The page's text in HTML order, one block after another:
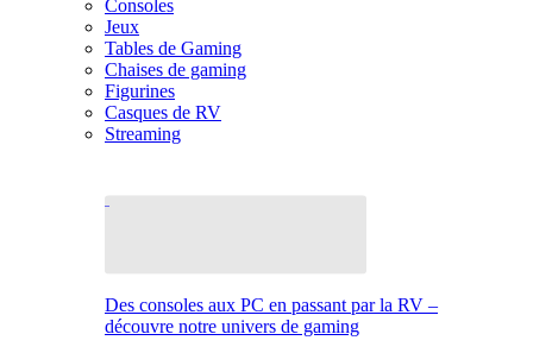
Consoles
Jeux
Tables de Gaming
Chaises de gaming
Figurines
Casques de RV
Streaming
Des consoles aux PC en passant par la RV –
découvre notre univers de gaming